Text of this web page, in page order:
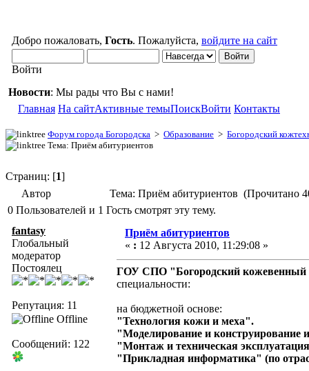
Добро пожаловать, Гость. Пожалуйста, войдите на сайт
Войти
Новости: Мы рады что Вы с нами!
Главная На сайтАктивные темыПоискВойти Контакты
Форум города Богородска > Образование > Богородский
Тема: Приём абитуриентов
Страниц: [1]
Автор
Тема: Приём абитуриентов (Прочитано
0 Пользователей и 1 Гость смотрят эту тему.
fantasy
Глобальный
модератор
Постоялец
Репутация: 11
Offline
Сообщений: 122
Приём абитуриентов
« : 12 Августа 2010, 11:29:08 »
ГОУ СПО "Богородский кожевенный
специальности:
на бюджетной основе:
"Технология кожи и меха".
"Моделирование и конструирование
"Монтаж и техническая
"Прикладная информатика" (по